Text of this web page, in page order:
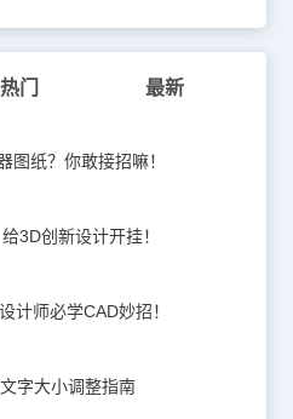
热门 最新
图纸？你敢接招嘛！
3D创新设计开挂！
计师必学CAD妙招！
字大小调整指南